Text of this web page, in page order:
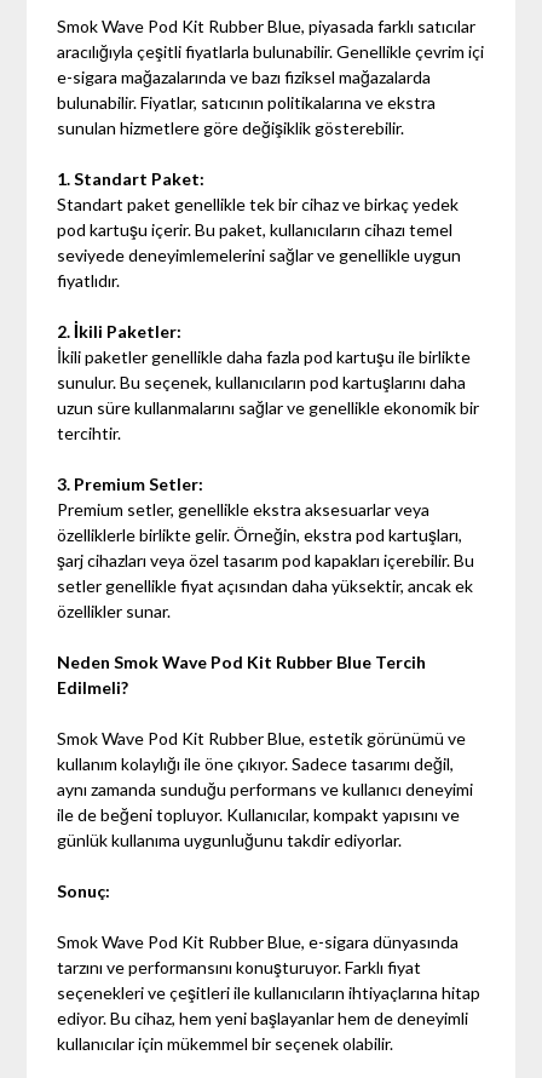
Smok Wave Pod Kit Rubber Blue, piyasada farklı satıcılar
aracılığıyla çeşitli fiyatlarla bulunabilir. Genellikle çevrim içi
e-sigara mağazalarında ve bazı fiziksel mağazalarda
bulunabilir. Fiyatlar, satıcının politikalarına ve ekstra
sunulan hizmetlere göre değişiklik gösterebilir.
1. Standart Paket:
Standart paket genellikle tek bir cihaz ve birkaç yedek
pod kartuşu içerir. Bu paket, kullanıcıların cihazı temel
seviyede deneyimlemelerini sağlar ve genellikle uygun
fiyatlıdır.
2. İkili Paketler:
İkili paketler genellikle daha fazla pod kartuşu ile birlikte
sunulur. Bu seçenek, kullanıcıların pod kartuşlarını daha
uzun süre kullanmalarını sağlar ve genellikle ekonomik bir
tercihtir.
3. Premium Setler:
Premium setler, genellikle ekstra aksesuarlar veya
özelliklerle birlikte gelir. Örneğin, ekstra pod kartuşları,
şarj cihazları veya özel tasarım pod kapakları içerebilir. Bu
setler genellikle fiyat açısından daha yüksektir, ancak ek
özellikler sunar.
Neden Smok Wave Pod Kit Rubber Blue Tercih
Edilmeli?
Smok Wave Pod Kit Rubber Blue, estetik görünümü ve
kullanım kolaylığı ile öne çıkıyor. Sadece tasarımı değil,
aynı zamanda sunduğu performans ve kullanıcı deneyimi
ile de beğeni topluyor. Kullanıcılar, kompakt yapısını ve
günlük kullanıma uygunluğunu takdir ediyorlar.
Sonuç:
Smok Wave Pod Kit Rubber Blue, e-sigara dünyasında
tarzını ve performansını konuşturuyor. Farklı fiyat
seçenekleri ve çeşitleri ile kullanıcıların ihtiyaçlarına hitap
ediyor. Bu cihaz, hem yeni başlayanlar hem de deneyimli
kullanıcılar için mükemmel bir seçenek olabilir.